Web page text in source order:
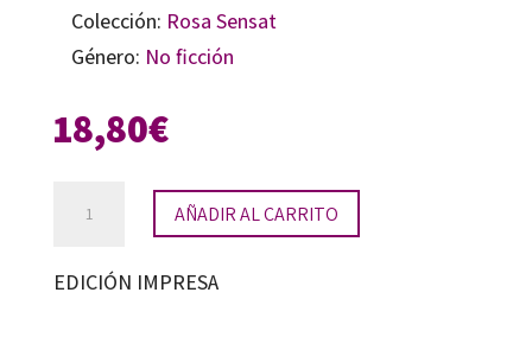
Colección: Rosa Sensat
Género: No ficción
18,80€
AÑADIR AL CARRITO
EDICIÓN IMPRESA